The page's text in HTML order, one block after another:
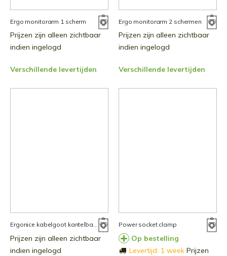
Ergo monitorarm 1 scherm
Prijzen zijn alleen zichtbaar
indien ingelogd
Verschillende levertijden
Ergo monitorarm 2 schermen
Prijzen zijn alleen zichtbaar
indien ingelogd
Verschillende levertijden
Prijzen zijn alleen zichtbaar
indien ingelogd
Power socket clamp
Op bestelling
Levertijd: 1 weekPrijzen